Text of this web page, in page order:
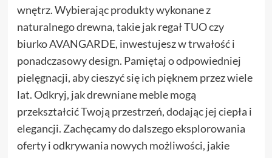
wnętrz. Wybierając produkty wykonane z
naturalnego drewna, takie jak regał TUO czy
biurko AVANGARDE, inwestujesz w trwałość i
ponadczasowy design. Pamiętaj o odpowiedniej
pielęgnacji, aby cieszyć się ich pięknem przez wiele
lat. Odkryj, jak drewniane meble mogą
przekształcić Twoją przestrzeń, dodając jej ciepła i
elegancji. Zachęcamy do dalszego eksplorowania
oferty i odkrywania nowych możliwości, jakie